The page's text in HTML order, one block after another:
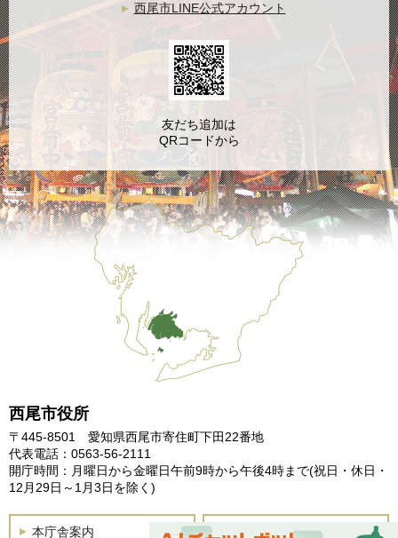
西尾市役所
〒445-8501 愛知県西尾市寄住町下田22番地
代表電話：0563-56-2111
開庁時間：月曜日から金曜日午前9時から午後4時まで(祝日・休日・
12月29日～1月3日を除く)
本庁舎案内 土曜開庁
西尾市LINE公式アカウント
友だち追加は
QRコードから